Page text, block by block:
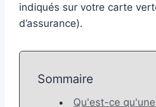
indiqués sur votre carte
d’assurance).
Sommaire
Qu'est-ce